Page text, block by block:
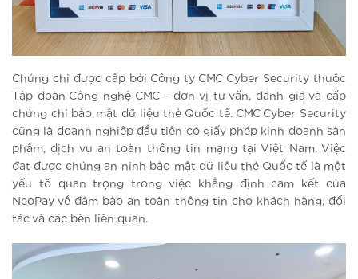
Chứng chỉ được cấp bởi Công ty CMC Cyber Security thuộc
Tập đoàn Công nghệ CMC – đơn vị tư vấn, đánh giá và cấp
chứng chỉ bảo mật dữ liệu thẻ Quốc tế. CMC Cyber Security
cũng là doanh nghiệp đầu tiên có giấy phép kinh doanh sản
phẩm, dịch vụ an toàn thông tin mạng tại Việt Nam. Việc
đạt được chứng an ninh bảo mật dữ liệu thẻ Quốc tế là một
yếu tố quan trọng trong việc khẳng định cam kết của
NeoPay về đảm bảo an toàn thông tin cho khách hàng, đối
tác và các bên liên quan.